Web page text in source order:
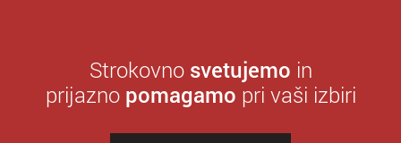
Strokovno svetujemo in
prijazno pomagamo pri vaši izbiri